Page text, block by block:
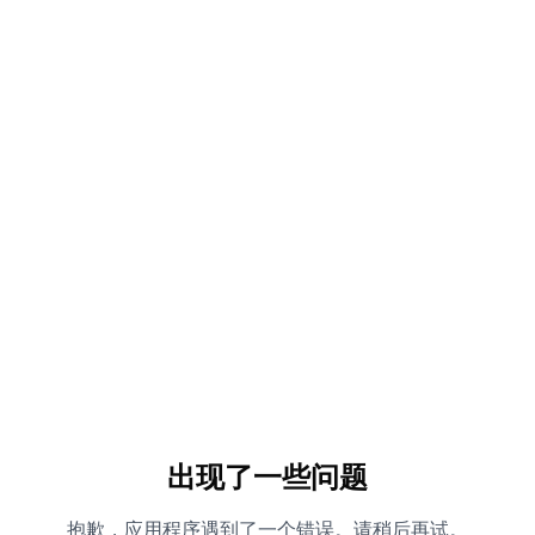
出现了一些问题
抱歉，应用程序遇到了一个错误。请稍后再试。